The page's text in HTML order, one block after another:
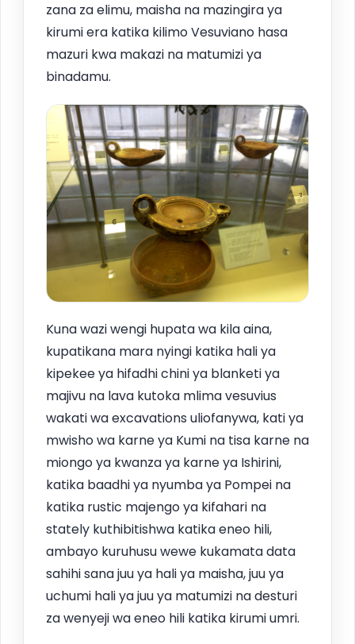
zana za elimu, maisha na mazingira ya
kirumi era katika kilimo Vesuviano hasa
mazuri kwa makazi na matumizi ya
binadamu.
Kuna wazi wengi hupata wa kila aina,
kupatikana mara nyingi katika hali ya
kipekee ya hifadhi chini ya blanketi ya
majivu na lava kutoka mlima vesuvius
wakati wa excavations uliofanywa, kati ya
mwisho wa karne ya Kumi na tisa karne na
miongo ya kwanza ya karne ya Ishirini,
katika baadhi ya nyumba ya Pompei na
katika rustic majengo ya kifahari na
stately kuthibitishwa katika eneo hili,
ambayo kuruhusu wewe kukamata data
sahihi sana juu ya hali ya maisha, juu ya
uchumi hali ya juu ya matumizi na desturi
za wenyeji wa eneo hili katika kirumi umri.